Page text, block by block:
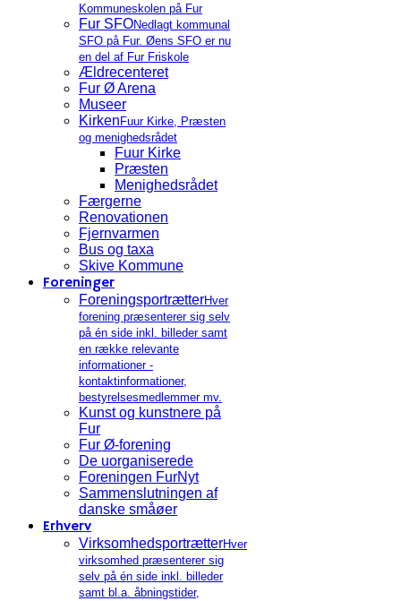
Kommuneskolen på Fur
Fur SFONedlagt kommunal
SFO på Fur. Øens SFO er nu
en del af Fur Friskole
Ældrecenteret
Fur Ø Arena
Museer
Kirken Fuur Kirke, Præsten
og menighedsrådet
Fuur Kirke
Præsten
Menighedsrådet
Færgerne
Renovationen
Fjernvarmen
Bus og taxa
Skive Kommune
Foreninger
ForeningsportrætterHver
forening præsenterer sig selv
på én side inkl. billeder samt
en række relevante
informationer -
kontaktinformationer,
bestyrelsesmedlemmer mv.
Kunst og kunstnere på
Fur
Fur Ø-forening
De uorganiserede
Foreningen FurNyt
Sammenslutningen af
danske småøer
Erhverv
VirksomhedsportrætterHver
virksomhed præsenterer sig
selv på én side inkl. billeder
samt bl.a. åbningstider,